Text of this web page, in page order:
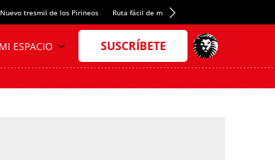
Nuevo tresmil de los Pirineos Ruta fácil de montaña